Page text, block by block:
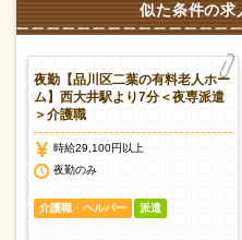
似た条件の求
夜勤【品川区二葉の有料老人ホー
ム】西大井駅より7分＜夜専派遣
＞介護職
時給29,100円以上
夜勤のみ
介護職・ヘルパー 派遣